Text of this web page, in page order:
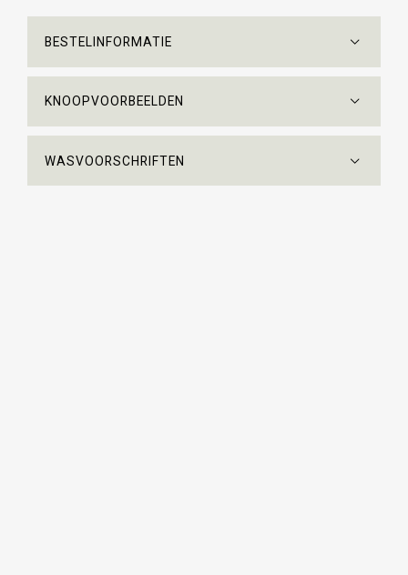
BESTELINFORMATIE
KNOOPVOORBEELDEN
WASVOORSCHRIFTEN